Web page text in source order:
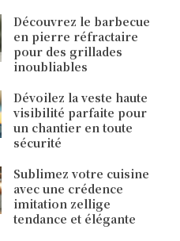
Découvrez le barbecue
en pierre réfractaire
pour des grillades
inoubliables
Dévoilez la veste haute
visibilité parfaite pour
un chantier en toute
sécurité
Sublimez votre cuisine
avec une crédence
imitation zellige
tendance et élégante